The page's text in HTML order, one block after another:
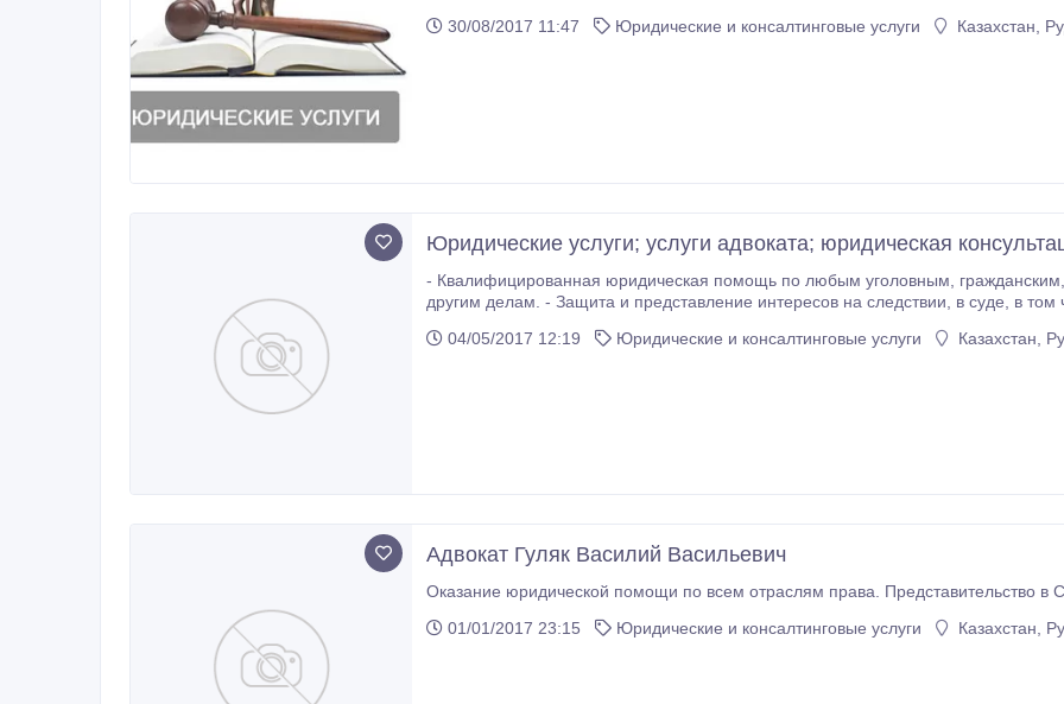
30/08/2017 11:47
Юридические и консалтинговые услуги Казахстан,
Юридические услуги; услуги адвоката; юридическая
- Квалифицированная юридическая помощь по любым уголовным, гражданским, семейным, трудовым, административным и
другим делам. - Защита и представление интересов на следствии, в суде, в том числе апелляционной и надзорной инстанции. -
04/05/2017 12:19
Юридические и консалтинговые услуги Казахстан,
Адвокат Гуляк Василий Васильевич
Оказание юридической помощи по всем отраслям права. Представительство в
01/01/2017 23:15
Юридические и консалтинговые услуги Казахстан,